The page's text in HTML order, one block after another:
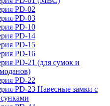
PD-02
PD-03
PD-10
PD-14
PD-15
PD-16
PD-21 (для сумок и
PD-22
PD-23 Навесные замки с